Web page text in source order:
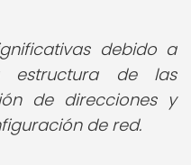
debido a
estructura de las
de direcciones y
de red.